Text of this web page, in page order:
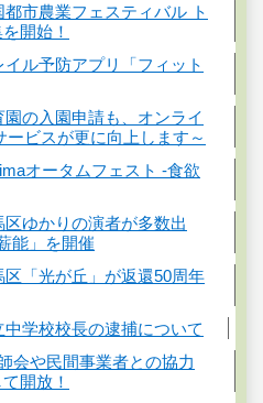
都市農業フェスティバル ト
開始！
イル予防アプリ「フィット
園の入園申請も、オンライ
ービスが更に向上します～
オータムフェスト -食欲
区ゆかりの演者が多数出
能」を開催
区「光が丘」が返還50周年
中学校校長の逮捕について
会や民間事業者との協力
開放！